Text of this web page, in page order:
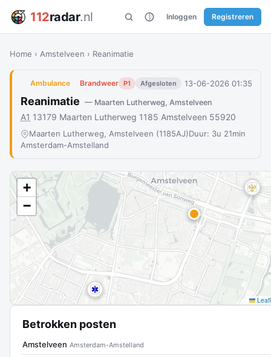
112radar.nl Inloggen Registreren
Home › Amstelveen › Reanimatie
Ambulance Brandweer P1 Afgesloten 13-06-2026 01:35
Reanimatie — Maarten Lutherweg, Amstelveen
A1 13179 Maarten Lutherweg 1185 Amstelveen 55920
Maarten Lutherweg, Amstelveen (1185AJ)Duur: 3u 21min
Amsterdam-Amstelland
+
−
Betrokken posten
Amstelveen Amsterdam-Amstelland